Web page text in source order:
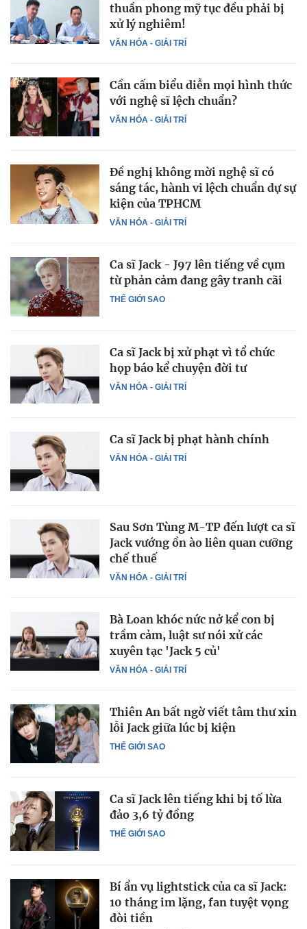
VĂN HÓA - GIẢI TRÍ
thuần phong mỹ tục đều phải bị
xử lý nghiêm!
VĂN HÓA - GIẢI TRÍ
Cần cấm biểu diễn mọi hình thức
với nghệ sĩ lệch chuẩn?
VĂN HÓA - GIẢI TRÍ
Đề nghị không mời nghệ sĩ có
sáng tác, hành vi lệch chuẩn dự sự
kiện của TPHCM
THẾ GIỚI SAO
Ca sĩ Jack - J97 lên tiếng về cụm
từ phản cảm đang gây tranh cãi
VĂN HÓA - GIẢI TRÍ
Ca sĩ Jack bị xử phạt vì tổ chức
họp báo kể chuyện đời tư
VĂN HÓA - GIẢI TRÍ
Ca sĩ Jack bị phạt hành chính
VĂN HÓA - GIẢI TRÍ
Sau Sơn Tùng M-TP đến lượt ca sĩ
Jack vướng ồn ào liên quan cưỡng
chế thuế
VĂN HÓA - GIẢI TRÍ
Bà Loan khóc nức nở kể con bị
trầm cảm, luật sư nói xử các
xuyên tạc 'Jack 5 củ'
THẾ GIỚI SAO
Thiên An bất ngờ viết tâm thư xin
lỗi Jack giữa lúc bị kiện
THẾ GIỚI SAO
Ca sĩ Jack lên tiếng khi bị tố lừa
đảo 3,6 tỷ đồng
Bí ẩn vụ lightstick của ca sĩ Jack:
10 tháng im lặng, fan tuyệt vọng
đòi tiền